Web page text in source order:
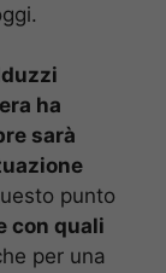
ha
sarà
punto
con quali
per una